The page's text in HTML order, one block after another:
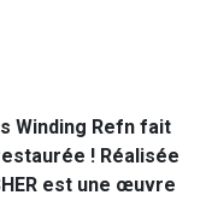
Winding Refn fait
! Réalisée
est une œuvre